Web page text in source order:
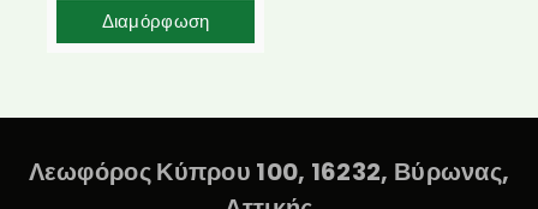
Διαμόρφωση
Λεωφόρος Κύπρου 100, 16232, Βύρωνας,